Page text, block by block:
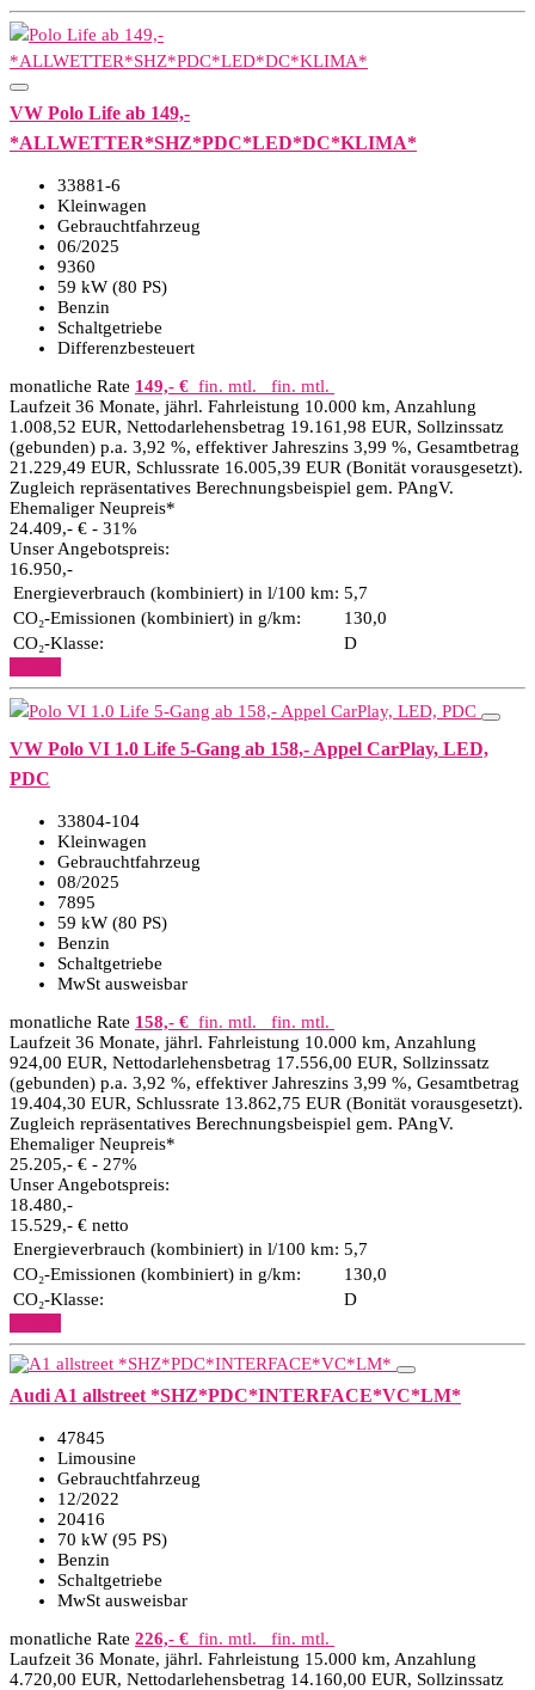
VW Polo Life ab 149,-
*ALLWETTER*SHZ*PDC*LED*DC*KLIMA*
33881-6
Kleinwagen
Gebrauchtfahrzeug
06/2025
9360
59 kW (80 PS)
Benzin
Schaltgetriebe
Differenzbesteuert
monatliche Rate 149,- € fin. mtl.
fin. mtl.
Laufzeit 36 Monate, jährl. Fahrleistung 10.000 km, Anzahlung
1.008,52 EUR, Nettodarlehensbetrag 19.161,98 EUR, Sollzinssatz
(gebunden) p.a. 3,92 %, effektiver Jahreszins 3,99 %, Gesamtbetrag
21.229,49 EUR, Schlussrate 16.005,39 EUR (Bonität vorausgesetzt).
Zugleich repräsentatives Berechnungsbeispiel gem. PAngV.
Ehemaliger Neupreis*
24.409,- € - 31%
Unser Angebotspreis:
16.950,-
Energieverbrauch (kombiniert) in l/100 km: 5,7
CO₂-Emissionen (kombiniert) in g/km:
130,0
CO₂-Klasse:
D
VW Polo VI 1.0 Life 5-Gang ab 158,- Appel CarPlay, LED,
PDC
33804-104
Kleinwagen
Gebrauchtfahrzeug
08/2025
7895
59 kW (80 PS)
Benzin
Schaltgetriebe
MwSt ausweisbar
monatliche Rate 158,- € fin. mtl.
fin. mtl.
Laufzeit 36 Monate, jährl. Fahrleistung 10.000 km, Anzahlung
924,00 EUR, Nettodarlehensbetrag 17.556,00 EUR, Sollzinssatz
(gebunden) p.a. 3,92 %, effektiver Jahreszins 3,99 %, Gesamtbetrag
19.404,30 EUR, Schlussrate 13.862,75 EUR (Bonität vorausgesetzt).
Zugleich repräsentatives Berechnungsbeispiel gem. PAngV.
Ehemaliger Neupreis*
25.205,- € - 27%
Unser Angebotspreis:
18.480,-
15.529,- € netto
Energieverbrauch (kombiniert) in l/100 km: 5,7
CO₂-Emissionen (kombiniert) in g/km:
130,0
CO₂-Klasse:
D
Audi A1 allstreet *SHZ*PDC*INTERFACE*VC*LM*
47845
Limousine
Gebrauchtfahrzeug
12/2022
20416
70 kW (95 PS)
Benzin
Schaltgetriebe
MwSt ausweisbar
monatliche Rate 226,- € fin. mtl.
fin. mtl.
Laufzeit 36 Monate, jährl. Fahrleistung 15.000 km, Anzahlung
4.720,00 EUR, Nettodarlehensbetrag 14.160,00 EUR, Sollzinssatz